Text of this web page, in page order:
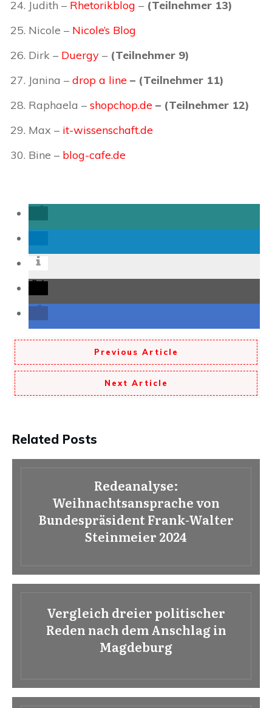
Judith – Rhetorikblog – (Teilnehmer 13)
Nicole – Nicole’s Blog
Dirk – Duergy – (Teilnehmer 9)
Janina – drop a line – (Teilnehmer 11)
Raphaela – shopchop.de – (Teilnehmer 12)
Max – it-wissenschaft.de
Bine – blog-cafe.de
Previous Article
Next Article
Related Posts
Redeanalyse:
Weihnachtsansprache von
Bundespräsident Frank-Walter
Steinmeier 2024
Vergleich dreier politischer
Reden nach dem Anschlag in
Magdeburg